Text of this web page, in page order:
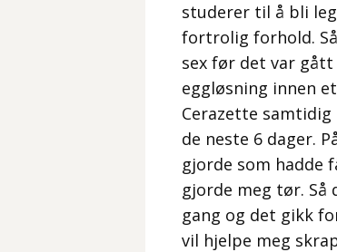
studerer til å bli
fortrolig forhold.
sex før det var
eggløsning innen
Cerazette
de neste 6 dager.
gjorde som hadde
gjorde meg tør. Så
gang og det gikk
vil hjelpe meg